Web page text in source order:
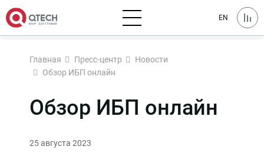
EN
Главная Пресс-центр
Новости
Обзор ИБП онлайн
Обзор ИБП онлайн
25 августа 2023